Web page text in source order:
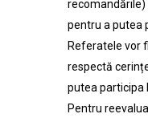
pentru a putea
Referatele vor
respectă
putea participa
Pentru